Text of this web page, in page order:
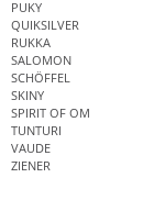
PUKY
QUIKSILVER
RUKKA
SALOMON
SCHÖFFEL
SKINY
SPIRIT OF OM
TUNTURI
VAUDE
ZIENER